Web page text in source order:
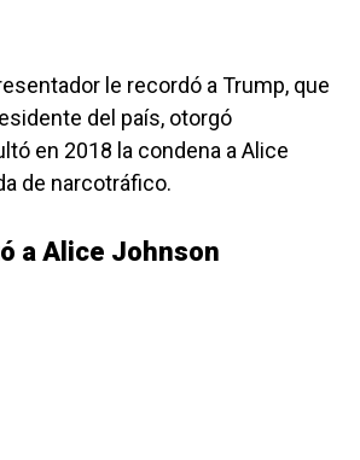
le recordó a Trump, que
del país, otorgó
en 2018 la condena a Alice
de narcotráfico.
a Alice Johnson